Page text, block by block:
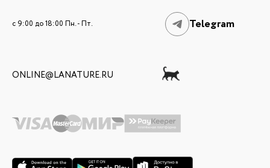
c 9:00 до 18:00 Пн. - Пт. Telegram
ONLINE@LANATURE.RU